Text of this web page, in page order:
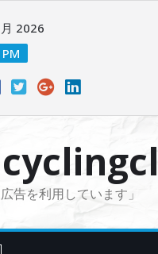
2026
告を利用しています」